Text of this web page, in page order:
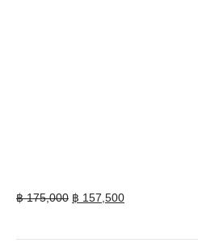
฿175,000 Original
฿ 157,500Current